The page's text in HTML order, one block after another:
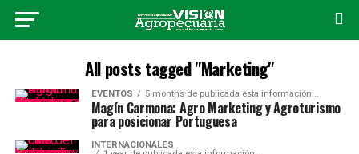
All posts tagged "Marketing"
EVENTOS 5 months de publicada esta información...
Magín Carmona: Agro Marketing y Agroturismo
para posicionar Portuguesa
INTERNACIONALES